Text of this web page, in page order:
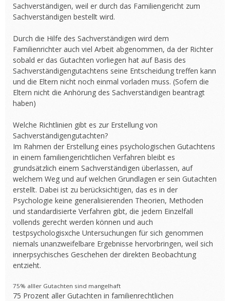
Sachverständigen, weil er durch das Familiengericht zum
Sachverständigen bestellt wird.
Durch die Hilfe des Sachverständigen wird dem
Familienrichter auch viel Arbeit abgenommen, da der Richter
sobald er das Gutachten vorliegen hat auf Basis des
Sachverständigengutachtens seine Entscheidung treffen kann
und die Eltern nicht noch einmal vorladen muss. (Sofern die
Eltern nicht die Anhörung des Sachverständigen beantragt
haben)
Welche Richtlinien gibt es zur Erstellung von
Sachverständigengutachten?
Im Rahmen der Erstellung eines psychologischen Gutachtens
in einem familiengerichtlichen Verfahren bleibt es
grundsätzlich einem Sachverständigen überlassen, auf
welchem Weg und auf welchen Grundlagen er sein Gutachten
erstellt. Dabei ist zu berücksichtigen, das es in der
Psychologie keine generalisierenden Theorien, Methoden
und standardisierte Verfahren gibt, die jedem Einzelfall
vollends gerecht werden können und auch
testpsychologisxche Untersuchungen für sich genommen
niemals unanzweifelbare Ergebnisse hervorbringen, weil sich
innerpsychisches Geschehen der direkten Beobachtung
entzieht.
75% alller Gutachten sind mangelhaft
75 Prozent aller Gutachten in familienrechtlichen